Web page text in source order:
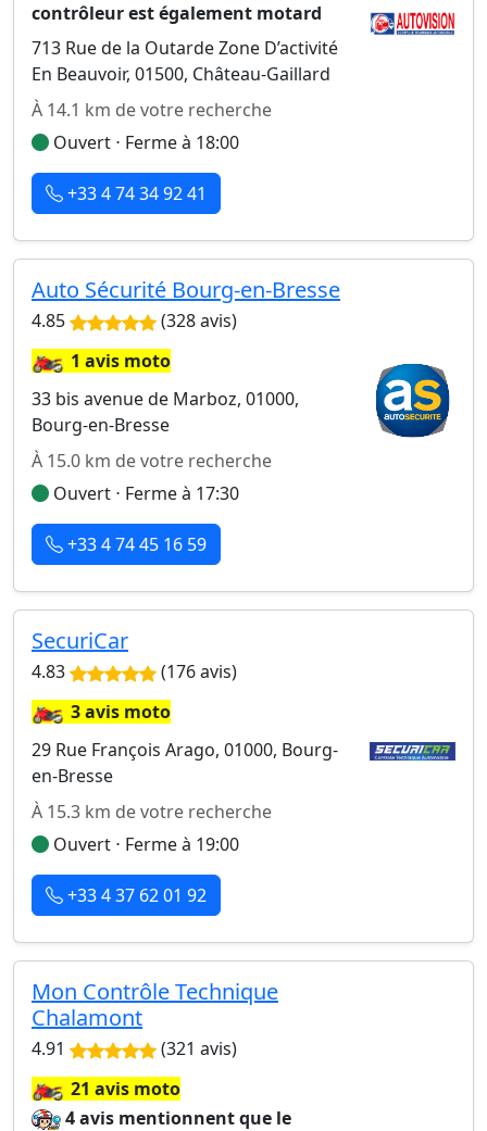
contrôleur est également motard
713 Rue de la Outarde Zone D’activité
En Beauvoir, 01500, Château-Gaillard
À 14.1 km de votre recherche
Ouvert ⋅ Ferme à 18:00
+33 4 74 34 92 41
Auto Sécurité Bourg-en-Bresse
4.85 (328 avis)
🏍️1 avis moto
33 bis avenue de Marboz, 01000,
Bourg-en-Bresse
À 15.0 km de votre recherche
Ouvert ⋅ Ferme à 17:30
+33 4 74 45 16 59
SecuriCar
4.83 (176 avis)
🏍️3 avis moto
29 Rue François Arago, 01000, Bourg-
en-Bresse
À 15.3 km de votre recherche
Ouvert ⋅ Ferme à 19:00
+33 4 37 62 01 92
Mon Contrôle Technique
Chalamont
4.91 (321 avis)
🏍️21 avis moto
4 avis mentionnent que le